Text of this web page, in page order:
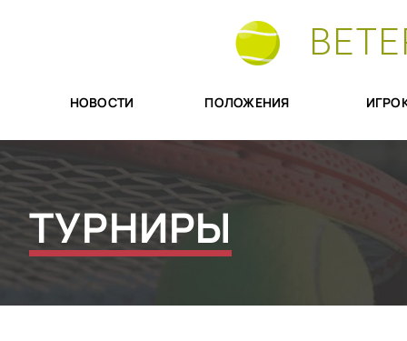
НОВОСТИ ПОЛОЖЕНИЯ
ТУРНИРЫ